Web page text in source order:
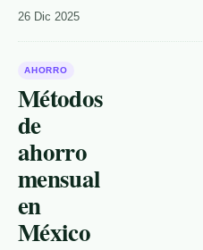
26 Dic 2025
AHORRO
Métodos
de
ahorro
mensual
en
México